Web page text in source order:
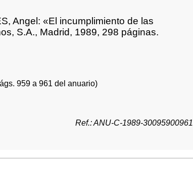
Angel: «El incumplimiento de las
S.A., Madrid, 1989, 298 páginas.
959 a 961 del anuario)
Ref.: ANU-C-1989-30095900961